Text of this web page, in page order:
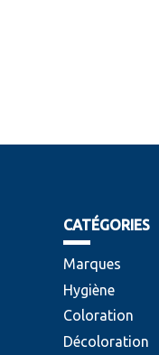
CATÉGORIES
Marques
Hygiène
Coloration
Décoloration